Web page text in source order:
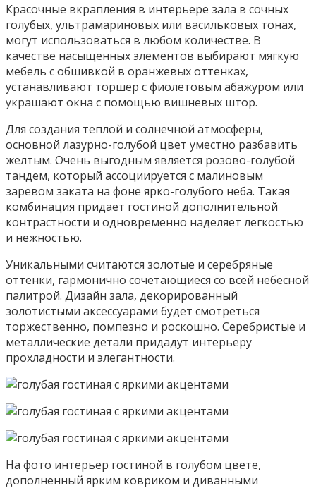
Красочные вкрапления в интерьере зала в сочных
голубых, ультрамариновых или васильковых тонах,
могут использоваться в любом количестве. В
качестве насыщенных элементов выбирают мягкую
мебель с обшивкой в оранжевых оттенках,
устанавливают торшер с фиолетовым абажуром или
украшают окна с помощью вишневых штор.
Для создания теплой и солнечной атмосферы,
основной лазурно-голубой цвет уместно разбавить
желтым. Очень выгодным является розово-голубой
тандем, который ассоциируется с малиновым
заревом заката на фоне ярко-голубого неба. Такая
комбинация придает гостиной дополнительной
контрастности и одновременно наделяет легкостью
и нежностью.
Уникальными считаются золотые и серебряные
оттенки, гармонично сочетающиеся со всей небесной
палитрой. Дизайн зала, декорированный
золотистыми аксессуарами будет смотреться
торжественно, помпезно и роскошно. Серебристые и
металлические детали придадут интерьеру
прохладности и элегантности.
На фото интерьер гостиной в голубом цвете,
дополненный ярким ковриком и диванными